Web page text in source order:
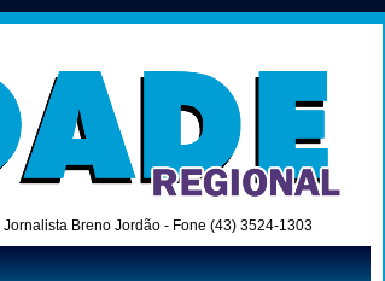
Breno Jordão - Fone (43) 3524-1303